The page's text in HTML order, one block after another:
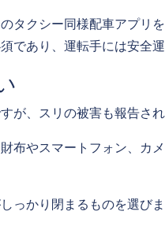
タクシー同様配車アプリ
であり、運転手には安全
が、スリの被害も報告さ
布やスマートフォン、カ
っかり閉まるものを選び